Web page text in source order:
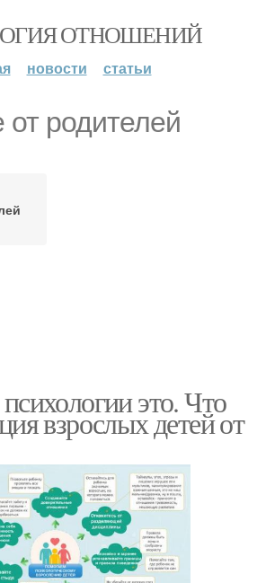
ОТНОШЕНИЙ
новости статьи
родителей
это. Что
взрослых детей от